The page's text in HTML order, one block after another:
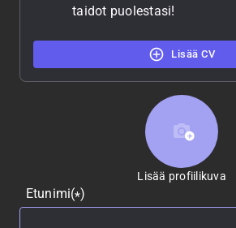
taidot puolestasi!
Lisää CV
Lisää profiilikuva
Lisää profiilikuva
Etunimi(*)